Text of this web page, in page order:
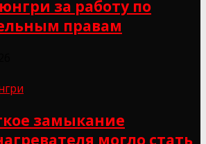
за работу по
правам
замыкание
могло стать